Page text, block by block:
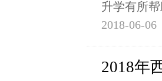
升学有所
2018-06-06
2018年